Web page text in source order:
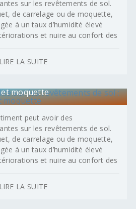
sur les revêtements de sol.
de carrelage ou de moquette,
à un taux d’humidité élevé
et nuire au confort des
LIRE LA SUITE
moquette
peut avoir des
sur les revêtements de sol.
de carrelage ou de moquette,
à un taux d’humidité élevé
et nuire au confort des
LIRE LA SUITE